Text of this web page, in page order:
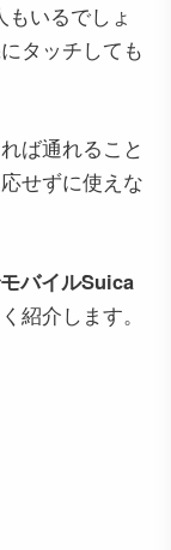
いるでしょ
タッチしても
ば通れること
せずに使えな
バイルSuica
紹介します。